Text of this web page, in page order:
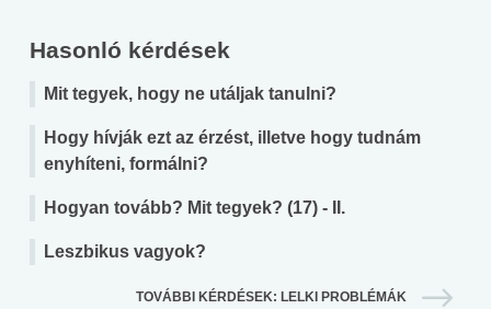
Hasonló kérdések
Mit tegyek, hogy ne utáljak tanulni?
Hogy hívják ezt az érzést, illetve hogy tudnám
enyhíteni, formálni?
Hogyan tovább? Mit tegyek? (17) - II.
Leszbikus vagyok?
TOVÁBBI KÉRDÉSEK: LELKI PROBLÉMÁK